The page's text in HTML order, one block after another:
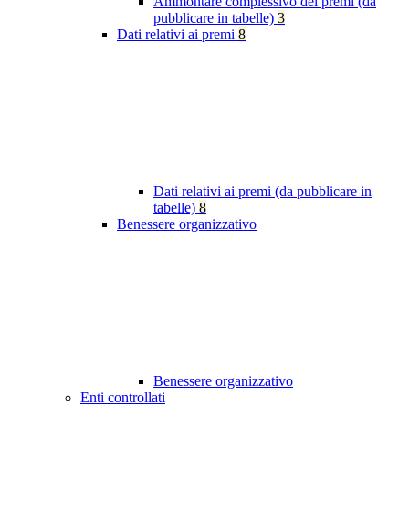
pubblicare in tabelle) 3
Dati relativi ai premi 8
Dati relativi ai premi (da pubblicare in
tabelle) 8
Benessere organizzativo
Benessere organizzativo
Enti controllati